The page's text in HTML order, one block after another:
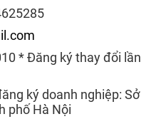
* Đăng ký thay đổi lần
ký doanh nghiệp: Sở
phố Hà Nội